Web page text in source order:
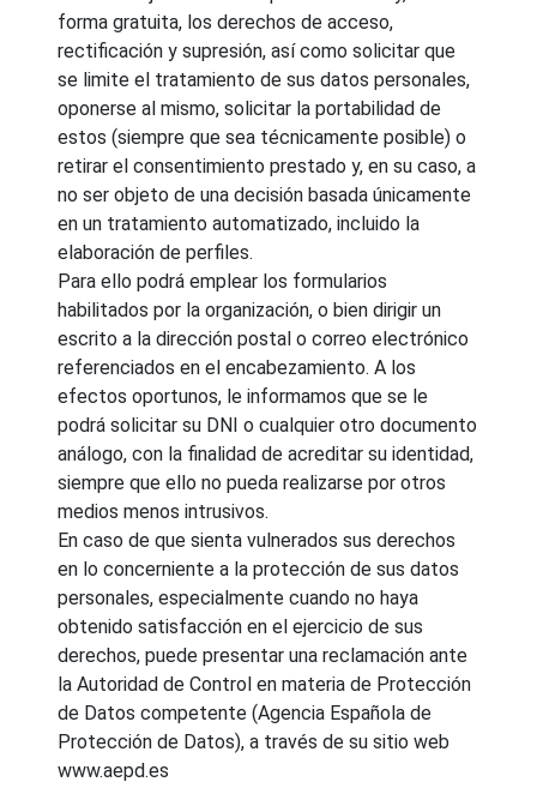
forma gratuita, los derechos de acceso,
rectificación y supresión, así como solicitar que
se limite el tratamiento de sus datos personales,
oponerse al mismo, solicitar la portabilidad de
estos (siempre que sea técnicamente posible) o
retirar el consentimiento prestado y, en su caso, a
no ser objeto de una decisión basada únicamente
en un tratamiento automatizado, incluido la
elaboración de perfiles.
Para ello podrá emplear los formularios
habilitados por la organización, o bien dirigir un
escrito a la dirección postal o correo electrónico
referenciados en el encabezamiento. A los
efectos oportunos, le informamos que se le
podrá solicitar su DNI o cualquier otro documento
análogo, con la finalidad de acreditar su identidad,
siempre que ello no pueda realizarse por otros
medios menos intrusivos.
En caso de que sienta vulnerados sus derechos
en lo concerniente a la protección de sus datos
personales, especialmente cuando no haya
obtenido satisfacción en el ejercicio de sus
derechos, puede presentar una reclamación ante
la Autoridad de Control en materia de Protección
de Datos competente (Agencia Española de
Protección de Datos), a través de su sitio web
www.aepd.es